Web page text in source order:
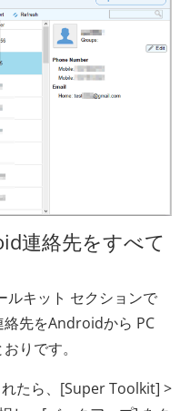
連絡先をすべて
ルキット セクションで
先をAndroidから PC
りです。
たら、[Super Toolkit] >